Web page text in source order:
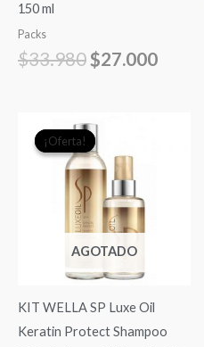
150 ml
Packs
$33.980$27.000
¡Oferta!
AGOTADO
¡Oferta!
KIT WELLA SP Luxe Oil
Keratin Protect Shampoo
El
precio
original
era:
$39.990.